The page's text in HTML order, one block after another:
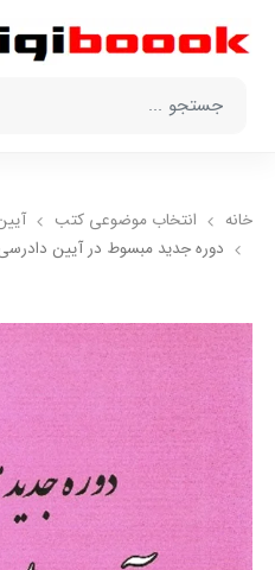
خانه انتخاب​ موضوعي​ کتب
دوره جدید مبسوط در آیین